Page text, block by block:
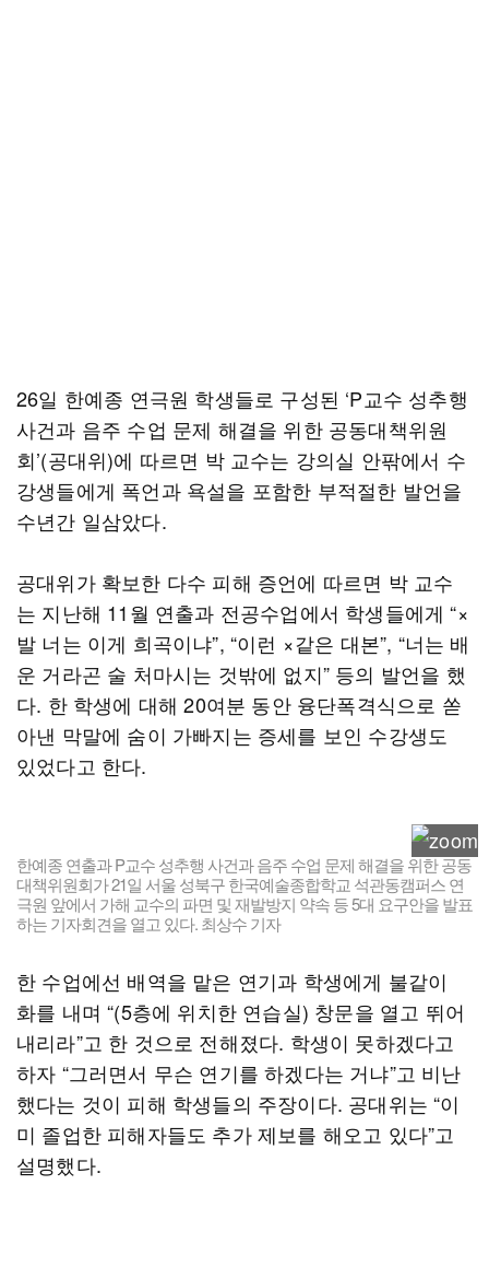
26일 한예종 연극원 학생들로 구성된 ‘P교수 성추행
사건과 음주 수업 문제 해결을 위한 공동대책위원
회’(공대위)에 따르면 박 교수는 강의실 안팎에서 수
강생들에게 폭언과 욕설을 포함한 부적절한 발언을
수년간 일삼았다.
공대위가 확보한 다수 피해 증언에 따르면 박 교수
는 지난해 11월 연출과 전공수업에서 학생들에게 “×
발 너는 이게 희곡이냐”, “이런 ×같은 대본”, “너는 배
운 거라곤 술 처마시는 것밖에 없지” 등의 발언을 했
다. 한 학생에 대해 20여분 동안 융단폭격식으로 쏟
아낸 막말에 숨이 가빠지는 증세를 보인 수강생도
있었다고 한다.
한예종 연출과 P교수 성추행 사건과 음주 수업 문제 해결을 위한 공동
대책위원회가 21일 서울 성북구 한국예술종합학교 석관동캠퍼스 연
극원 앞에서 가해 교수의 파면 및 재발방지 약속 등 5대 요구안을 발표
하는 기자회견을 열고 있다. 최상수 기자
한 수업에선 배역을 맡은 연기과 학생에게 불같이
화를 내며 “(5층에 위치한 연습실) 창문을 열고 뛰어
내리라”고 한 것으로 전해졌다. 학생이 못하겠다고
하자 “그러면서 무슨 연기를 하겠다는 거냐”고 비난
했다는 것이 피해 학생들의 주장이다. 공대위는 “이
미 졸업한 피해자들도 추가 제보를 해오고 있다”고
설명했다.